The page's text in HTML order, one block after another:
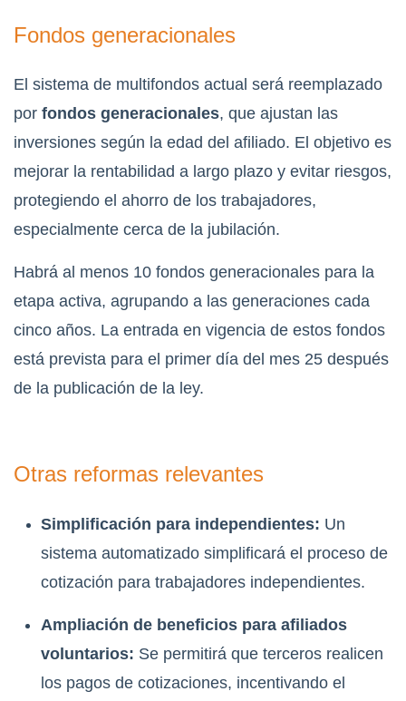
Fondos generacionales
El sistema de multifondos actual será reemplazado
por fondos generacionales, que ajustan las
inversiones según la edad del afiliado. El objetivo es
mejorar la rentabilidad a largo plazo y evitar riesgos,
protegiendo el ahorro de los trabajadores,
especialmente cerca de la jubilación.
Habrá al menos 10 fondos generacionales para la
etapa activa, agrupando a las generaciones cada
cinco años. La entrada en vigencia de estos fondos
está prevista para el primer día del mes 25 después
de la publicación de la ley.
Otras reformas relevantes
Simplificación para independientes: Un
sistema automatizado simplificará el proceso de
cotización para trabajadores independientes.
Ampliación de beneficios para afiliados
voluntarios: Se permitirá que terceros realicen
los pagos de cotizaciones, incentivando el